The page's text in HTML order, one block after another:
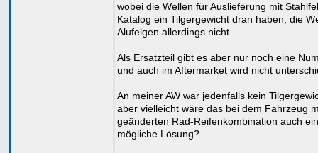
wobei die Wellen für Auslieferung mit
Katalog ein Tilgergewicht dran haben, die
Alufelgen allerdings nicht.
Als Ersatzteil gibt es aber nur noch eine
und auch im Aftermarket wird nicht
An meiner AW war jedenfalls kein
aber vielleicht wäre das bei dem Fahrzeug
geänderten Rad-Reifenkombination auch
mögliche Lösung?